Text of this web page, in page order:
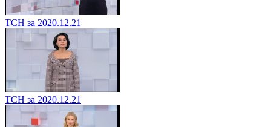
ТСН за 2020.12.21
ТСН за 2020.12.21